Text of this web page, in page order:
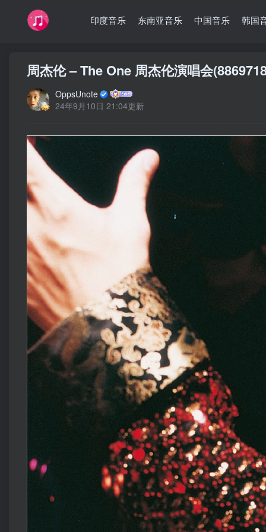
印度音乐 东南亚音乐 中国音乐 韩国
周杰伦 – The One 周杰伦演唱会
OppsUnote
24年9月10日 21:04更新